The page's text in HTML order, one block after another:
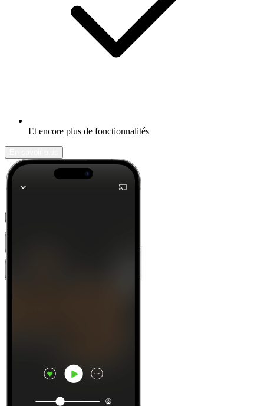
Et encore plus de fonctionnalités